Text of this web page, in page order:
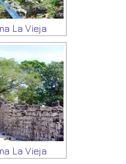
La Vieja
La Vieja